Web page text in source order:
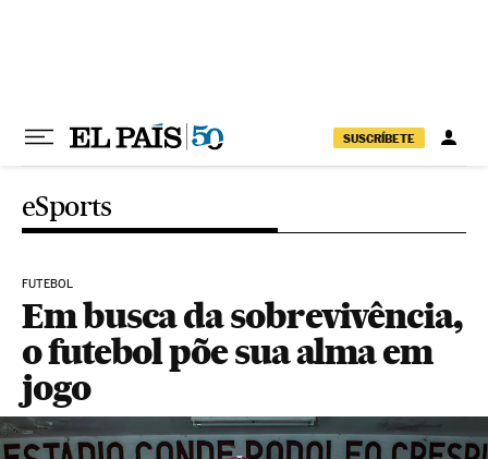
SUSCRÍBETE
eSports
FUTEBOL
Em busca da sobrevivência,
o futebol põe sua alma em
jogo